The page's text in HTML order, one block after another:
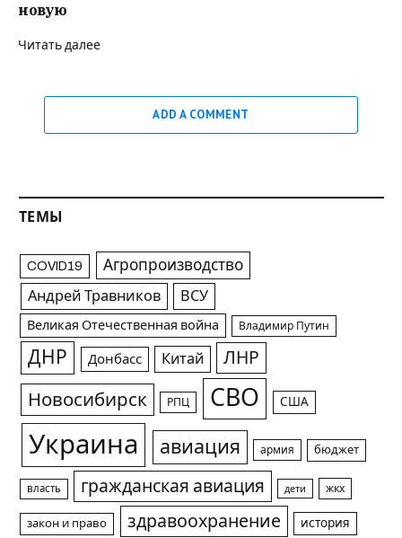
новую
Читать далее
ADD A COMMENT
ТЕМЫ
COVID19 Агропроизводство
Андрей Травников ВСУ
Великая Отечественная война Владимир Путин
ДНР Донбасс Китай ЛНР
Новосибирск РПЦ СВО США
Украина авиация армия бюджет
власть гражданская авиация дети жкх
закон и право здравоохранение история